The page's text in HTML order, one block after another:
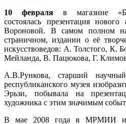
10 февраля в магазине
состоялась презентация
Вороновой. В самом полном
страничном, издании о её
искусствоведов: А. Толстого, К.
Мейланда, В. Пацюкова, Г.
А.В.Рункова, старший
республиканского музея
Эрьзи, побывала на
художника с этим значимым
В мае 2008 года в МРМИИ